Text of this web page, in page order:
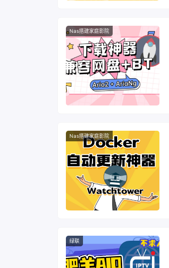
Nas搭建家庭影院
Nas搭建家庭影院
绿联